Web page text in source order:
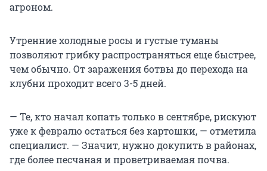
агроном.
Утренние холодные росы и густые туманы
позволяют грибку распространяться еще быстрее,
чем обычно. От заражения ботвы до перехода на
клубни проходит всего 3-5 дней.
— Те, кто начал копать только в сентябре, рискуют
уже к февралю остаться без картошки, — отметила
специалист. — Значит, нужно докупить в районах,
где более песчаная и проветриваемая почва.